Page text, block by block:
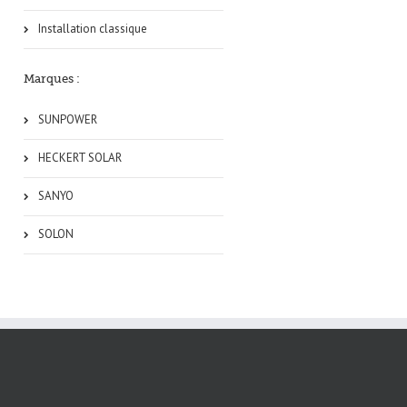
Installation classique
Marques :
SUNPOWER
HECKERT SOLAR
SANYO
SOLON